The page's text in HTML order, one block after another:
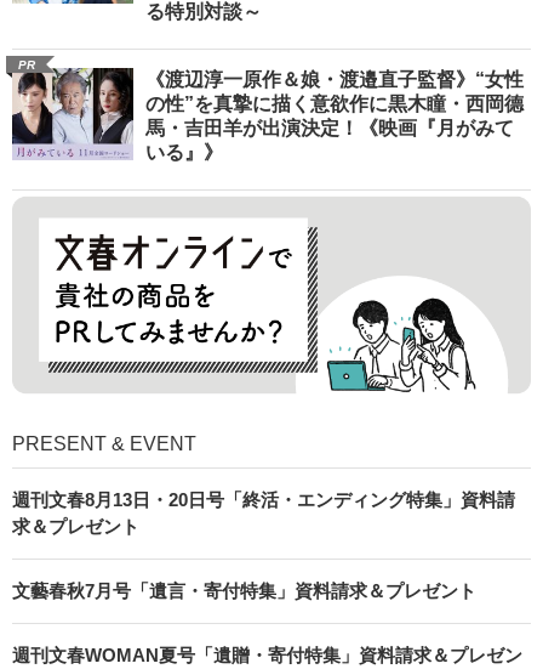
る特別対談～
PR
《渡辺淳一原作＆娘・渡邉直子監督》“女性
の性”を真摯に描く意欲作に黒木瞳・西岡德
馬・吉田羊が出演決定！《映画『月がみて
いる』》
PRESENT & EVENT
週刊文春8月13日・20日号「終活・エンディング特集」資料請
求＆プレゼント
文藝春秋7月号「遺言・寄付特集」資料請求＆プレゼント
週刊文春WOMAN夏号「遺贈・寄付特集」資料請求＆プレゼン